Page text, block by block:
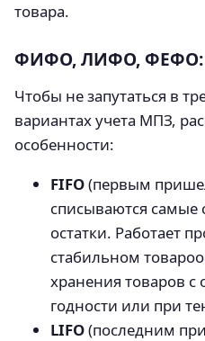
товара.
ФИФО, ЛИФО, ФЕФО:
Чтобы не запутаться в
вариантах учета МПЗ,
особенности:
FIFO(первым
списываются самые
остатки. Работает
стабильном
хранения товаров
годности или при
LIFO(последним